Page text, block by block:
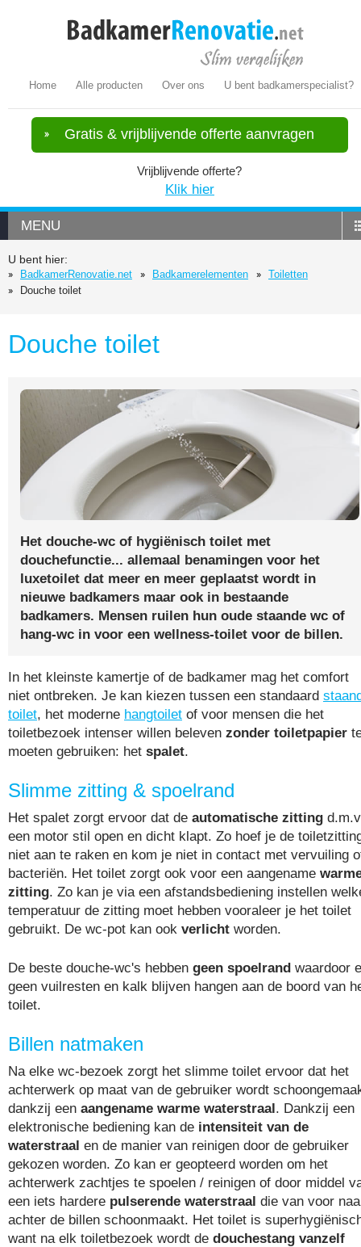
Home Alle producten Over ons U bent badkamerspecialist?
Gratis & vrijblijvende offerte aanvragen
Vrijblijvende offerte?
Klik hier
MENU
U bent hier:
BadkamerRenovatie.net
Badkamerelementen
Toiletten
Douche toilet
Douche toilet
Het douche-wc of hygiënisch toilet met
douchefunctie... allemaal benamingen voor het
luxetoilet dat meer en meer geplaatst wordt in
nieuwe badkamers maar ook in bestaande
badkamers. Mensen ruilen hun oude staande wc of
hang-wc in voor een wellness-toilet voor de billen.
In het kleinste kamertje of de badkamer mag het comfort
niet ontbreken. Je kan kiezen tussen een standaard
toilet, het moderne hangtoilet of voor mensen die het
toiletbezoek intenser willen beleven zonder toiletpapier
moeten gebruiken: het spalet.
Slimme zitting & spoelrand
Het spalet zorgt ervoor dat de automatische zitting
een motor stil open en dicht klapt. Zo hoef je de
niet aan te raken en kom je niet in contact met vervuiling
bacteriën. Het toilet zorgt ook voor een aangename
zitting. Zo kan je via een afstandsbediening instellen
temperatuur de zitting moet hebben vooraleer je het toilet
gebruikt. De wc-pot kan ook verlicht worden.
De beste douche-wc's hebben geen spoelrand waardoor
geen vuilresten en kalk blijven hangen aan de boord van
toilet.
Billen natmaken
Na elke wc-bezoek zorgt het slimme toilet ervoor dat het
achterwerk op maat van de gebruiker wordt
dankzij een aangename warme waterstraal. Dankzij een
elektronische bediening kan de intensiteit van de
waterstraal en de manier van reinigen door de gebruiker
gekozen worden. Zo kan er geopteerd worden om het
achterwerk zachtjes te spoelen / reinigen of door middel
een iets hardere pulserende waterstraal die van voor
achter de billen schoonmaakt. Het toilet is
want na elk toiletbezoek wordt de douchestang vanzelf